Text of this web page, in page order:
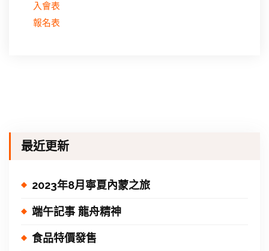
入會表
報名表
最近更新
2023年8月寧夏內蒙之旅
端午記事 龍舟精神
食品特價發售